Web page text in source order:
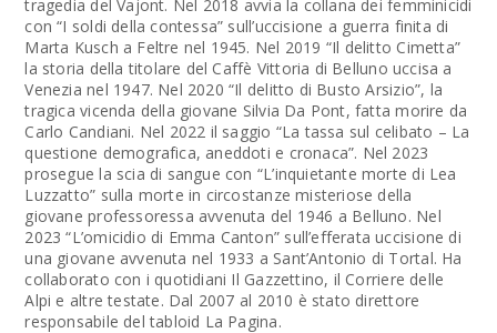
tragedia del Vajont. Nel 2018 avvia la collana dei femminicidi
con “I soldi della contessa” sull’uccisione a guerra finita di
Marta Kusch a Feltre nel 1945. Nel 2019 “Il delitto Cimetta”
la storia della titolare del Caffè Vittoria di Belluno uccisa a
Venezia nel 1947. Nel 2020 “Il delitto di Busto Arsizio”, la
tragica vicenda della giovane Silvia Da Pont, fatta morire da
Carlo Candiani. Nel 2022 il saggio “La tassa sul celibato – La
questione demografica, aneddoti e cronaca”. Nel 2023
prosegue la scia di sangue con “L’inquietante morte di Lea
Luzzatto” sulla morte in circostanze misteriose della
giovane professoressa avvenuta del 1946 a Belluno. Nel
2023 “L’omicidio di Emma Canton” sull’efferata uccisione di
una giovane avvenuta nel 1933 a Sant’Antonio di Tortal. Ha
collaborato con i quotidiani Il Gazzettino, il Corriere delle
Alpi e altre testate. Dal 2007 al 2010 è stato direttore
responsabile del tabloid La Pagina.